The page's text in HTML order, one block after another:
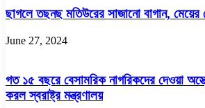
ছাগলে তছনছ মতিউরের সাজানো বাগান, মেয়ের
June 27, 2024
গত ১৫ বছরে বেসামরিক নাগরিকদের দেওয়া
করল স্বরাষ্ট্র মন্ত্রণালয়